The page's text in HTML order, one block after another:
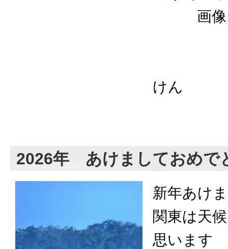
画像１
けん
2026年 あけましておめで
新年あけ
関東は天
思います